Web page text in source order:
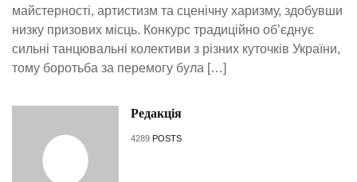
майстерності, артистизм та сценічну харизму, здобувши
низку призових місць. Конкурс традиційно об’єднує
сильні танцювальні колективи з різних куточків України,
тому боротьба за перемогу була […]
Редакція
4289 POSTS